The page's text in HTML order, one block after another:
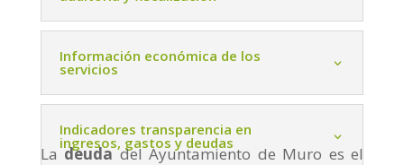
Información económica de los
servicios
Indicadores transparencia en
ingresos, gastos y deudas
La deuda del Ayuntamiento de Muro es el